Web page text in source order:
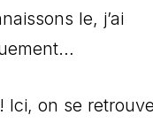
le, j’ai
Ici, on se retrouve